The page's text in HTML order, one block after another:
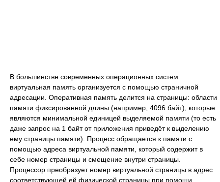
В большинстве современных операционных систем
виртуальная память организуется с помощью страничной
адресации. Оперативная память делится на страницы: области
памяти фиксированной длины (например, 4096 байт), которые
являются минимальной единицей выделяемой памяти (то есть
даже запрос на 1 байт от приложения приведёт к выделению
ему страницы памяти). Процесс обращается к памяти с
помощью адреса виртуальной памяти, который содержит в
себе номер страницы и смещение внутри страницы.
Процессор преобразует номер виртуальной страницы в адрес
соответствующей ей физической страницы при помощи